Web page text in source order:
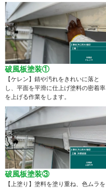
破風板塗装①
【ケレン】錆や汚れをきれいに落と
し、平面を平滑に仕上げ塗料の密着率
を上げる作業をします。
破風板塗装③
【上塗り】塗料を塗り重ね、色ムラを